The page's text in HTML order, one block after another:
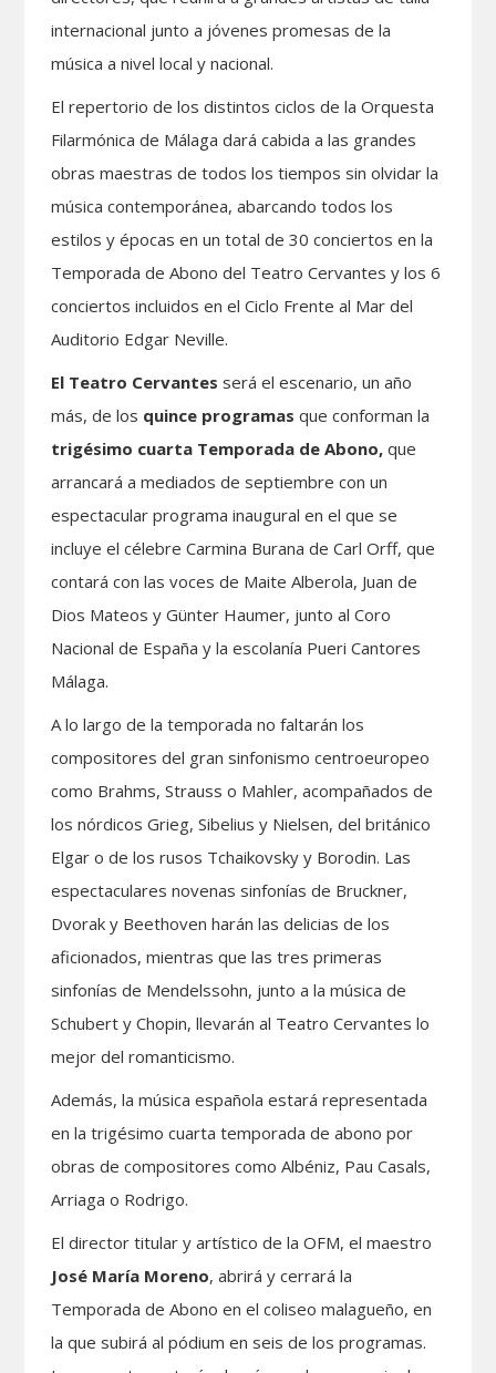
internacional junto a jóvenes promesas de la
música a nivel local y nacional.
El repertorio de los distintos ciclos de la Orquesta
Filarmónica de Málaga dará cabida a las grandes
obras maestras de todos los tiempos sin olvidar la
música contemporánea, abarcando todos los
estilos y épocas en un total de 30 conciertos en la
Temporada de Abono del Teatro Cervantes y los 6
conciertos incluidos en el Ciclo Frente al Mar del
Auditorio Edgar Neville.
El Teatro Cervantes será el escenario, un año
más, de los quince programas que conforman la
trigésimo cuarta Temporada de Abono,que
arrancará a mediados de septiembre con un
espectacular programa inaugural en el que se
incluye el célebre Carmina Burana de Carl Orff, que
contará con las voces de Maite Alberola, Juan de
Dios Mateos y Günter Haumer, junto al Coro
Nacional de España y la escolanía Pueri Cantores
Málaga.
A lo largo de la temporada no faltarán los
compositores del gran sinfonismo centroeuropeo
como Brahms, Strauss o Mahler, acompañados de
los nórdicos Grieg, Sibelius y Nielsen, del británico
Elgar o de los rusos Tchaikovsky y Borodin. Las
espectaculares novenas sinfonías de Bruckner,
Dvorak y Beethoven harán las delicias de los
aficionados, mientras que las tres primeras
sinfonías de Mendelssohn, junto a la música de
Schubert y Chopin, llevarán al Teatro Cervantes lo
mejor del romanticismo.
Además, la música española estará representada
en la trigésimo cuarta temporada de abono por
obras de compositores como Albéniz, Pau Casals,
Arriaga o Rodrigo.
El director titular y artístico de la OFM, el maestro
José María Moreno, abrirá y cerrará la
Temporada de Abono en el coliseo malagueño, en
la que subirá al pódium en seis de los programas.